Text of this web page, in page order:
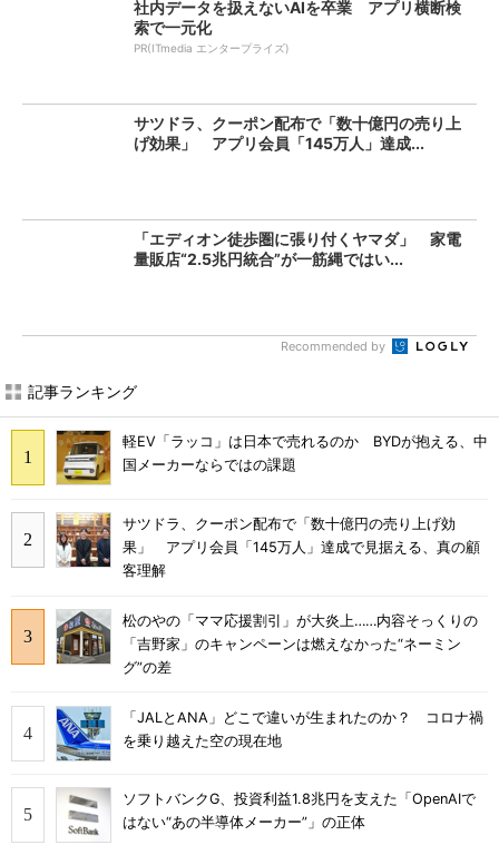
社内データを扱えないAIを卒業 アプリ横断検
索で一元化
PR(ITmedia エンタープライズ)
サツドラ、クーポン配布で「数十億円の売り上
げ効果」 アプリ会員「145万人」達成...
「エディオン徒歩圏に張り付くヤマダ」 家電
量販店“2.5兆円統合”が一筋縄ではい...
Recommended by
記事ランキング
軽EV「ラッコ」は日本で売れるのか BYDが抱える、中
国メーカーならではの課題
サツドラ、クーポン配布で「数十億円の売り上げ効
果」 アプリ会員「145万人」達成で見据える、真の顧
客理解
松のやの「ママ応援割引」が大炎上……内容そっくりの
「吉野家」のキャンペーンは燃えなかった“ネーミン
グ”の差
「JALとANA」どこで違いが生まれたのか？ コロナ禍
を乗り越えた空の現在地
ソフトバンクG、投資利益1.8兆円を支えた「OpenAIで
はない“あの半導体メーカー”」の正体